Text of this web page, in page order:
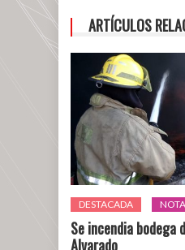
ARTÍCULOS
DESTACADA
Se incendia bodega
Alvarado